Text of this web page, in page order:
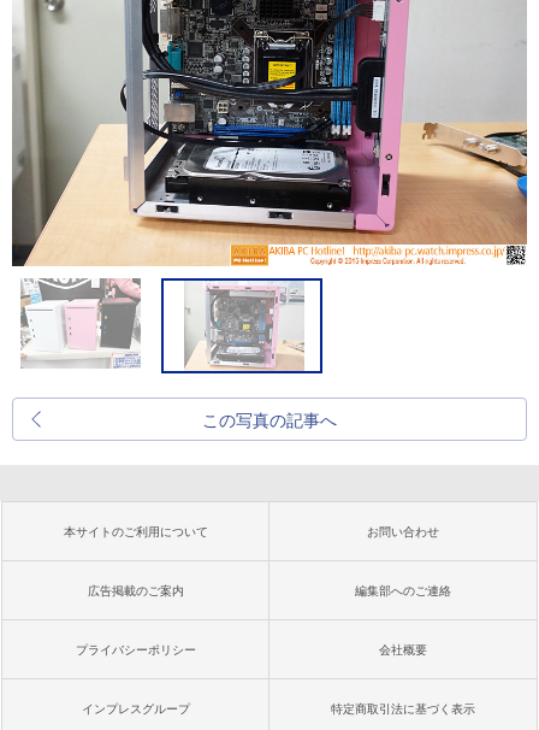
この写真の記事へ
本サイトのご利用について お問い合わせ
広告掲載のご案内 編集部へのご連絡
プライバシーポリシー 会社概要
インプレスグループ 特定商取引法に基づく表示